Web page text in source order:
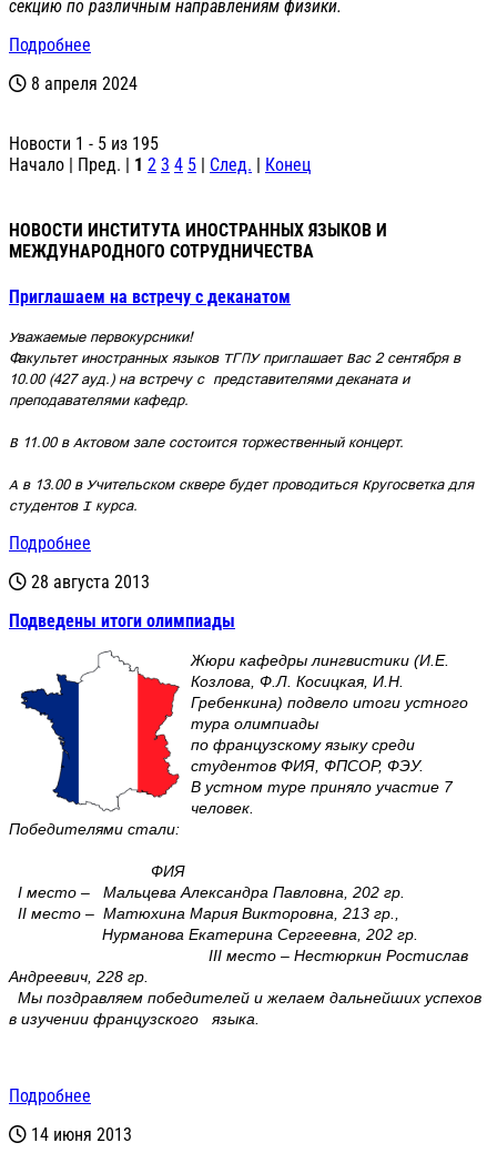
секцию по различным направлениям физики.
Подробнее
8 апреля 2024
Новости 1 - 5 из 195
Начало | Пред. | 1 2 3 4 5 | След. | Конец
НОВОСТИ ИНСТИТУТА ИНОСТРАННЫХ ЯЗЫКОВ И
МЕЖДУНАРОДНОГО СОТРУДНИЧЕСТВА
Приглашаем на встречу с деканатом
Уважаемые первокурсники!
Факультет иностранных языков ТГПУ приглашает Вас 2 сентября в
10.00 (427 ауд.) на встречу с представителями деканата и
преподавателями кафедр.
В 11.00 в Актовом залесостоится торжественный концерт.
А в 13.00 в Учительском сквере будет проводиться Кругосветка для
студентов I курса.
Подробнее
28 августа 2013
Подведены итоги олимпиады
Жюри кафедры лингвистики (И.Е.
Козлова, Ф.Л. Косицкая, И.Н.
Гребенкина) подвело итоги устного
тура олимпиады
по французскому языку среди
студентов ФИЯ, ФПСОР, ФЭУ.
В устном туре приняло участие 7
человек.
Победителями стали:
ФИЯ
I место – Мальцева Александра Павловна, 202 гр.
II место – Матюхина Мария Викторовна, 213 гр.,
Нурманова Екатерина Сергеевна, 202 гр.
III место – Нестюркин Ростислав
Андреевич, 228 гр.
Мы поздравляем победителей и желаем дальнейших успехов
в изучении французского языка.
Подробнее
14 июня 2013